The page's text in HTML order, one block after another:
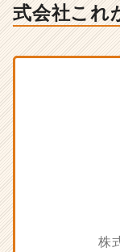
式会社これ
株